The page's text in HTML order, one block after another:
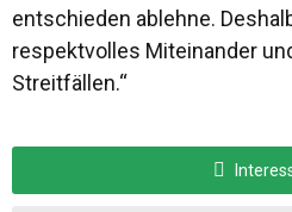
entschieden ablehne.
respektvolles Miteinander
Streitfällen.“